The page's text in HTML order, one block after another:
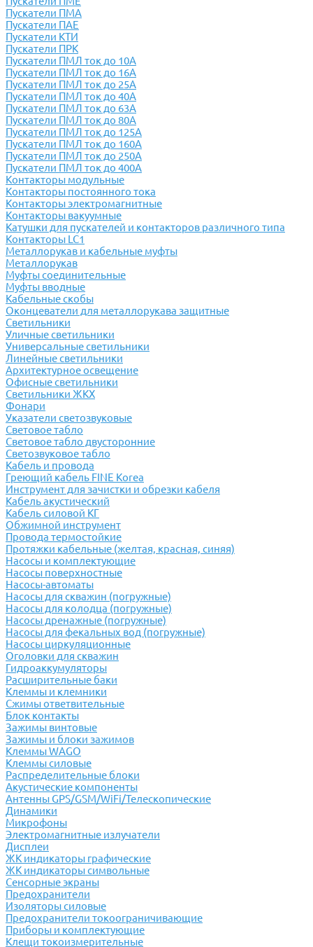
Пускатели ПМА
Пускатели ПАЕ
Пускатели КТИ
Пускатели ПРК
Пускатели ПМЛ ток до 10А
Пускатели ПМЛ ток до 16А
Пускатели ПМЛ ток до 25А
Пускатели ПМЛ ток до 40А
Пускатели ПМЛ ток до 63А
Пускатели ПМЛ ток до 80А
Пускатели ПМЛ ток до 125А
Пускатели ПМЛ ток до 160А
Пускатели ПМЛ ток до 250А
Пускатели ПМЛ ток до 400А
Контакторы модульные
Контакторы постоянного тока
Контакторы электромагнитные
Контакторы вакуумные
Катушки для пускателей и контакторов различного типа
Контакторы LC1
Металлорукав и кабельные муфты
Металлорукав
Муфты соединительные
Муфты вводные
Кабельные скобы
Оконцеватели для металлорукава защитные
Светильники
Уличные светильники
Универсальные светильники
Линейные светильники
Архитектурное освещение
Офисные светильники
Светильники ЖКХ
Фонари
Указатели светозвуковые
Световое табло
Световое табло двусторонние
Светозвуковое табло
Кабель и провода
Греющий кабель FINE Korea
Инструмент для зачистки и обрезки кабеля
Кабель акустический
Кабель силовой КГ
Обжимной инструмент
Провода термостойкие
Протяжки кабельные (желтая, красная, синяя)
Насосы и комплектующие
Насосы поверхностные
Насосы-автоматы
Насосы для скважин (погружные)
Насосы для колодца (погружные)
Насосы дренажные (погружные)
Насосы для фекальных вод (погружные)
Насосы циркуляционные
Оголовки для скважин
Гидроаккумуляторы
Расширительные баки
Клеммы и клемники
Cжимы ответвительные
Блок контакты
Зажимы винтовые
Зажимы и блоки зажимов
Клеммы WAGO
Клеммы силовые
Распределительные блоки
Акустические компоненты
Антенны GPS/GSM/WiFi/Телескопические
Динамики
Микрофоны
Электромагнитные излучатели
Дисплеи
ЖК индикаторы графические
ЖК индикаторы символьные
Сенсорные экраны
Предохранители
Изоляторы силовые
Предохранители токоограничивающие
Приборы и комплектующие
Клещи токоизмерительные